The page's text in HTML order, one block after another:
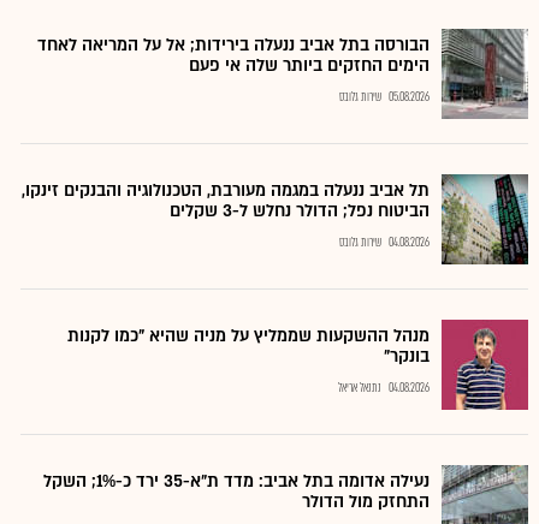
הבורסה בתל אביב ננעלה בירידות; אל על המריאה לאחד
הימים החזקים ביותר שלה אי פעם
05.08.2026 שירות גלובס
תל אביב ננעלה במגמה מעורבת, הטכנולוגיה והבנקים זינקו,
הביטוח נפל; הדולר נחלש ל-3 שקלים
04.08.2026 שירות גלובס
מנהל ההשקעות שממליץ על מניה שהיא "כמו לקנות
בונקר"
04.08.2026 נתנאל אריאל
נעילה אדומה בתל אביב: מדד ת"א-35 ירד כ-1%; השקל
התחזק מול הדולר